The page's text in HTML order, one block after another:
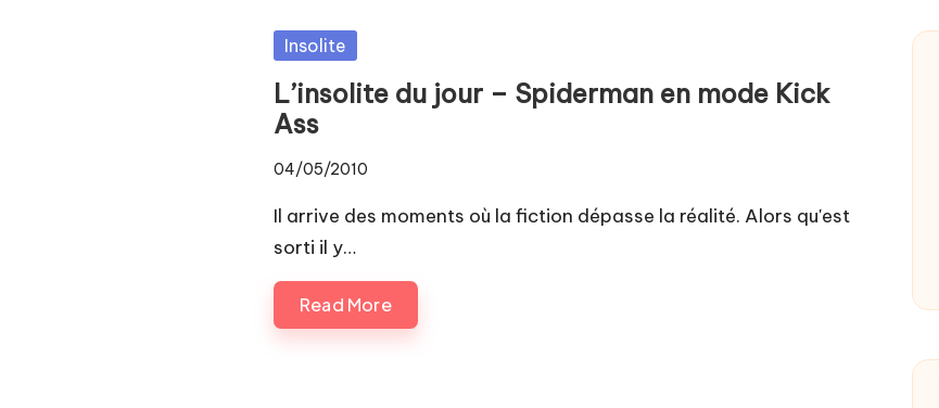
n
d
Pl
a
y.
c
o
m
Posted
Insolite
L’insolite du jour – Spiderman en mode Kick
Ass
04/05/2010
Il arrive des moments où la fiction dépasse la réalité. Alors qu'est
sorti il y…
Read More